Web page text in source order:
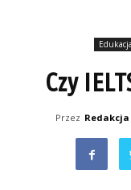
Edukacja
Czy
Przez Redakcja